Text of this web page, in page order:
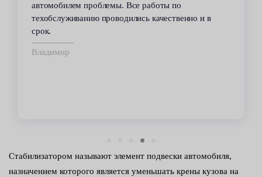
автомобилем проблемы. Все работы по
техобслуживанию проводились качественно и в
срок.
Владимир
Стабилизатором называют элемент подвески автомобиля,
назначением которого является уменьшать крены кузова на